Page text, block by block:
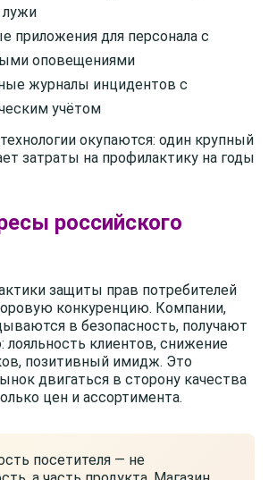
лужи
приложения для персонала с
оповещениями
журналы инцидентов с
учётом
окупаются: один крупный
затраты на профилактику на годы
российского
защиты прав потребителей
конкуренцию. Компании,
в безопасность, получают
лояльность клиентов, снижение
позитивный имидж. Это
двигаться в сторону качества
цен и ассортимента.
посетителя — не